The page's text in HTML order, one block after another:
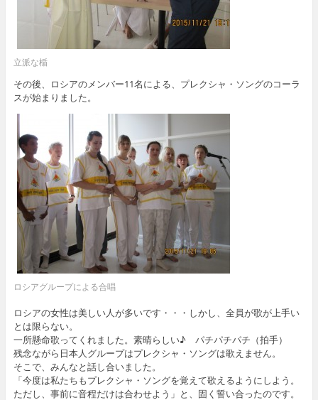
立派な楯
その後、ロシアのメンバー11名による、プレクシャ・ソングのコーラ
スが始まりました。
ロシアグループによる合唱
ロシアの女性は美しい人が多いです・・・しかし、全員が歌が上手い
とは限らない。
一所懸命歌ってくれました。素晴らしい♪ パチパチパチ（拍手）
残念ながら日本人グループはプレクシャ・ソングは歌えません。
そこで、みんなと話し合いました。
「今度は私たちもプレクシャ・ソングを覚えて歌えるようにしよう。
ただし、事前に音程だけは合わせよう」と、固く誓い合ったのです。